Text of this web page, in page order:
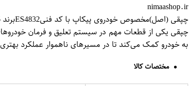
nimaashop.ir
چپقی (اصل)مخصوص خودروی پیکاپ با کد فنیES4832برند 555 فروشگاه مگاموتور
چپقی یکی از قطعات مهم در سیستم تعلیق و فرمان
به خودرو کمک می‌کند تا در مسیرهای ناهموار عملکرد
مختصات کالا